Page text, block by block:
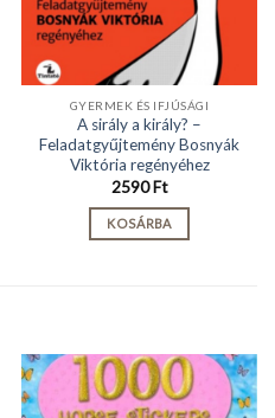
GYERMEK ÉS IFJÚSÁGI
A sirály a király? –
Feladatgyűjtemény Bosnyák
Viktória regényéhez
2590Ft
KOSÁRBA